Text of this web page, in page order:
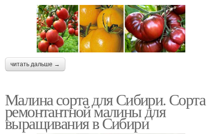
читать дальше →
Малина сорта для Сибири. Сорта
ремонтантной малины для
выращивания в Сибири